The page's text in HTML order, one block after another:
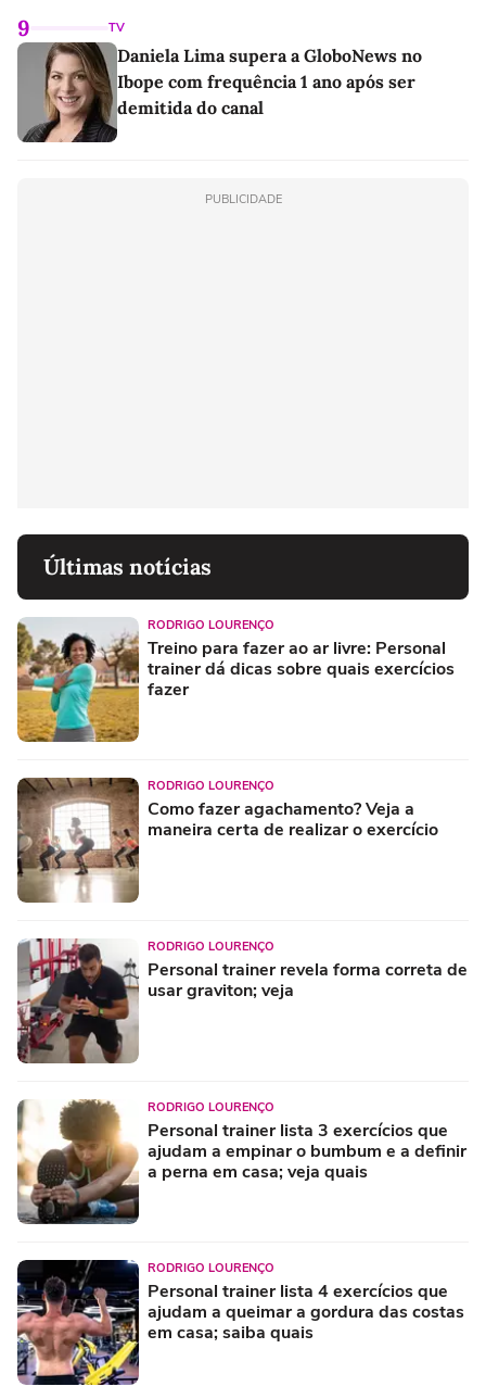
9 TV
Daniela Lima supera a GloboNews no
Ibope com frequência 1 ano após ser
demitida do canal
PUBLICIDADE
Últimas notícias
RODRIGO LOURENÇO
Treino para fazer ao ar livre: Personal
trainer dá dicas sobre quais exercícios
fazer
RODRIGO LOURENÇO
Como fazer agachamento? Veja a
maneira certa de realizar o exercício
RODRIGO LOURENÇO
Personal trainer revela forma correta de
usar graviton; veja
RODRIGO LOURENÇO
Personal trainer lista 3 exercícios que
ajudam a empinar o bumbum e a definir
a perna em casa; veja quais
RODRIGO LOURENÇO
Personal trainer lista 4 exercícios que
ajudam a queimar a gordura das costas
em casa; saiba quais